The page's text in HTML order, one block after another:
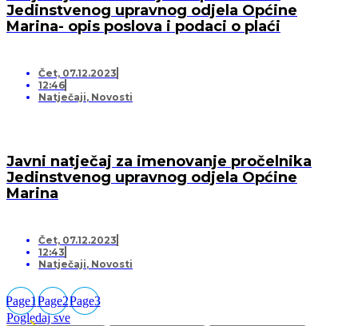
Jedinstvenog upravnog odjela Općine
Marina- opis poslova i podaci o plaći
Čet, 07.12.2023
12:46
Natječaji, Novosti
Javni natječaj za imenovanje pročelnika
Jedinstvenog upravnog odjela Općine
Marina
Čet, 07.12.2023
12:43
Natječaji, Novosti
Page1Page2Page3
Pogledaj sve